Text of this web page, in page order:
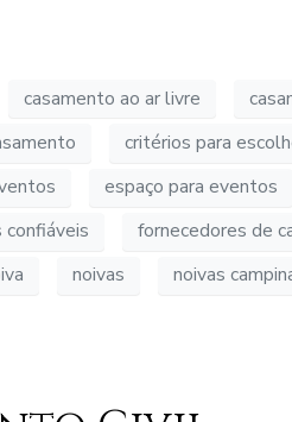
casamento ao ar livre
critérios para
espaço para eventos
fornecedores de
noivas noivas